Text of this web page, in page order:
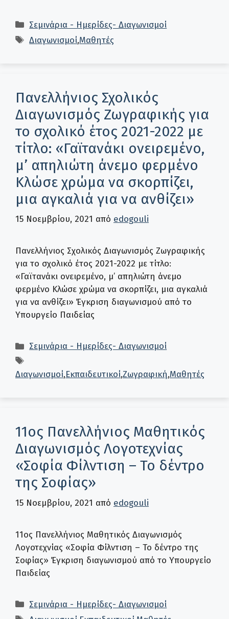
Κατηγορίες
Σεμινάρια - Ημερίδες- Διαγωνισμοί
Ετικέτες
Διαγωνισμοί,Μαθητές
Πανελλήνιος Σχολικός
Διαγωνισμός Ζωγραφικής για
το σχολικό έτος 2021-2022 με
τίτλο: «Γαϊτανάκι ονειρεμένο,
μ’ απηλιώτη άνεμο φερμένο
Κλώσε χρώμα να σκορπίζει,
μια αγκαλιά για να ανθίζει»
15 Νοεμβρίου, 2021 από edogouli
Πανελλήνιος Σχολικός Διαγωνισμός Ζωγραφικής
για το σχολικό έτος 2021-2022 με τίτλο:
«Γαϊτανάκι ονειρεμένο, μ’ απηλιώτη άνεμο
φερμένο Κλώσε χρώμα να σκορπίζει, μια αγκαλιά
για να ανθίζει» Έγκριση διαγωνισμού από το
Υπουργείο Παιδείας
Κατηγορίες
Σεμινάρια - Ημερίδες- Διαγωνισμοί
Διαγωνισμοί,Εκπαιδευτικοί,Ζωγραφική,Μαθητές
11ος Πανελλήνιος Μαθητικός
Διαγωνισμός Λογοτεχνίας
«Σοφία Φίλντιση – Το δέντρο
της Σοφίας»
15 Νοεμβρίου, 2021 από edogouli
11ος Πανελλήνιος Μαθητικός Διαγωνισμός
Λογοτεχνίας «Σοφία Φίλντιση – Το δέντρο της
Σοφίας» Έγκριση διαγωνισμού από το Υπουργείο
Παιδείας
Κατηγορίες
Σεμινάρια - Ημερίδες- Διαγωνισμοί